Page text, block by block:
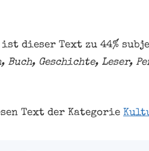
ist dieser Text zu 44%
Buch, Geschichte, Leser,
Text der Kategorie